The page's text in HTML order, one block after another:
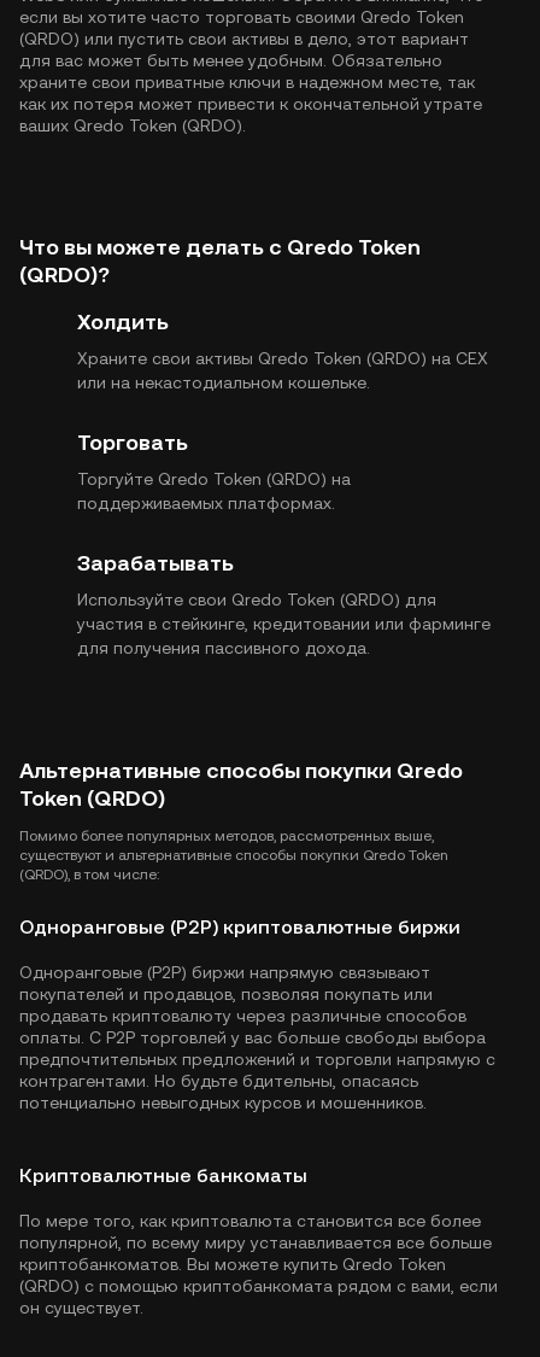
если вы хотите часто торговать своими Qredo Token
(QRDO) или пустить свои активы в дело, этот вариант
для вас может быть менее удобным. Обязательно
храните свои приватные ключи в надежном месте, так
как их потеря может привести к окончательной утрате
ваших Qredo Token (QRDO).
Что вы можете делать с Qredo Token
(QRDO)?
Холдить
Храните свои активы Qredo Token (QRDO) на CEX
или на некастодиальном кошельке.
Торговать
Торгуйте Qredo Token (QRDO) на
поддерживаемых платформах.
Зарабатывать
Используйте свои Qredo Token (QRDO) для
участия в стейкинге, кредитовании или фарминге
для получения пассивного дохода.
Альтернативные способы покупки Qredo
Token (QRDO)
Помимо более популярных методов, рассмотренных выше,
существуют и альтернативные способы покупки Qredo Token
(QRDO), в том числе:
Одноранговые (P2P) криптовалютные биржи
Одноранговые (P2P) биржи напрямую связывают
покупателей и продавцов, позволяя покупать или
продавать криптовалюту через различные способов
оплаты. С P2P торговлей у вас больше свободы выбора
предпочтительных предложений и торговли напрямую с
контрагентами. Но будьте бдительны, опасаясь
потенциально невыгодных курсов и мошенников.
Криптовалютные банкоматы
По мере того, как криптовалюта становится все более
популярной, по всему миру устанавливается все больше
криптобанкоматов. Вы можете купить Qredo Token
(QRDO) с помощью криптобанкомата рядом с вами, если
он существует.